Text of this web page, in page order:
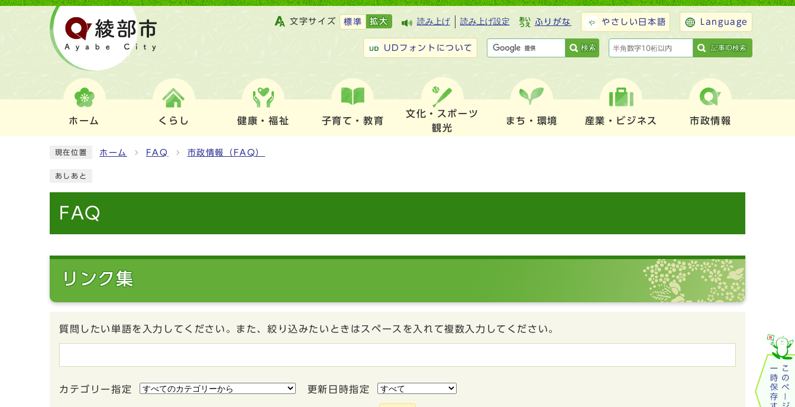
文字サイズ 標準 拡大 読み上げ 読み上げ設定 ふりがな やさしい日本語 Language
UDフォントについて 検索 記事ID検索
ホーム くらし 健康・福祉 子育て・教育
文化・スポーツ
観光
まち・環境 産業・ビジネス 市政情報
現在位置 ホーム FAQ 市政情報（FAQ）
あしあと
FAQ
リンク集
質問したい単語を入力してください。また、絞り込みたいときはスペースを入れて複数入力してください。
カテゴリー指定 更新日時指定